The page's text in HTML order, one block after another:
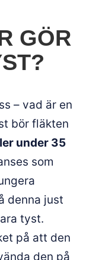
GÖR
– vad är en
bör fläkten
under 35
som
denna just
tyst.
på att den
den på